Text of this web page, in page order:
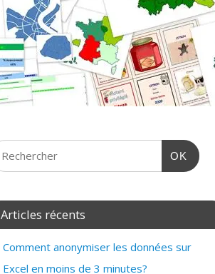
OK
Articles récents
Comment anonymiser les données sur
Excel en moins de 3 minutes?